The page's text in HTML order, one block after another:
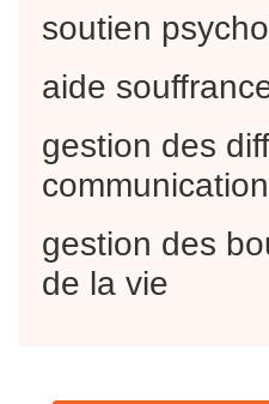
soutien
aide
gestion des
communication
gestion des
de la vie